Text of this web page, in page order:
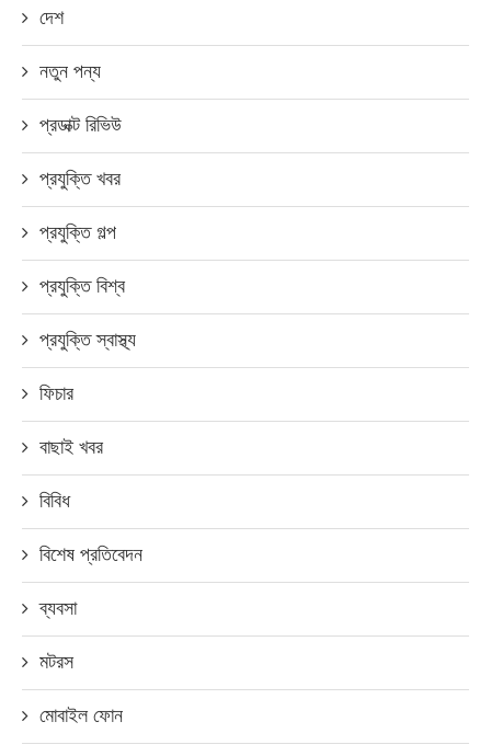
দেশ
নতুন পন্য
প্রডাক্ট রিভিউ
প্রযুক্তি খবর
প্রযুক্তি গল্প
প্রযুক্তি বিশ্ব
প্রযুক্তি স্বাস্থ্য
ফিচার
বাছাই খবর
বিবিধ
বিশেষ প্রতিবেদন
ব্যবসা
মটরস
মোবাইল ফোন